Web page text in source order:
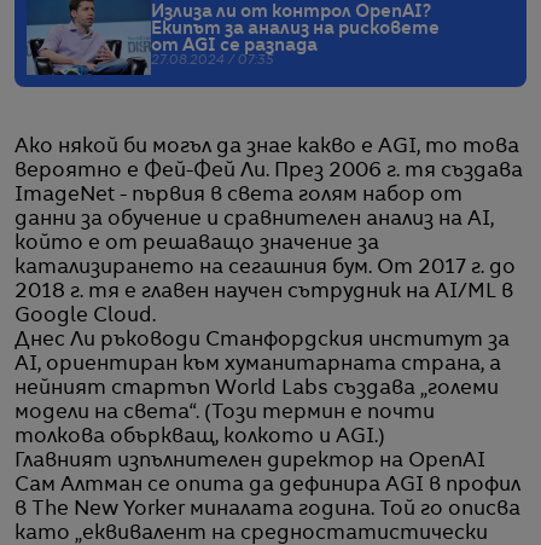
Излиза ли от контрол OpenAI?
Екипът за анализ на рисковете
от AGI се разпада
27.08.2024 / 07:35
Ако някой би могъл да знае какво е AGI, то това
вероятно е Фей-Фей Ли. През 2006 г. тя създава
ImageNet - първия в света голям набор от
данни за обучение и сравнителен анализ на AI,
който е от решаващо значение за
катализирането на сегашния бум. От 2017 г. до
2018 г. тя е главен научен сътрудник на AI/ML в
Google Cloud.
Днес Ли ръководи Станфордския институт за
AI, ориентиран към хуманитарната страна, а
нейният стартъп World Labs създава „големи
модели на света“. (Този термин е почти
толкова объркващ, колкото и AGI.)
Главният изпълнителен директор на OpenAI
Сам Алтман се опита да дефинира AGI в профил
в The New Yorker миналата година. Той го описва
като „еквивалент на средностатистически